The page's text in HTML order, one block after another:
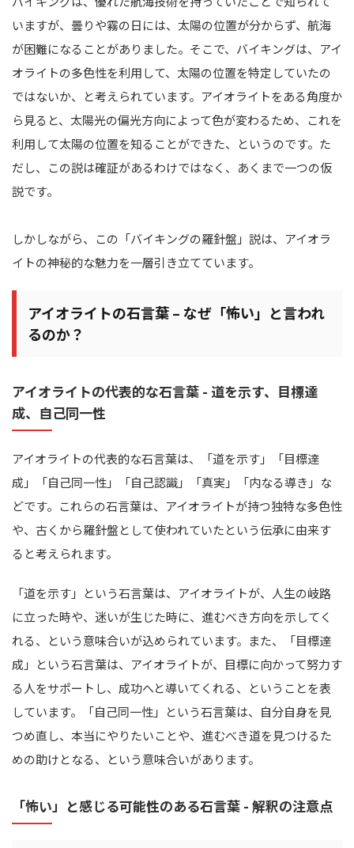
いますが、曇りや霧の日には、太陽の位置が分からず、航海
が困難になることがありました。そこで、バイキングは、アイ
オライトの多色性を利用して、太陽の位置を特定していたの
ではないか、と考えられています。アイオライトをある角度か
ら見ると、太陽光の偏光方向によって色が変わるため、これを
利用して太陽の位置を知ることができた、というのです。た
だし、この説は確証があるわけではなく、あくまで一つの仮
説です。
しかしながら、この「バイキングの羅針盤」説は、アイオラ
イトの神秘的な魅力を一層引き立てています。
アイオライトの石言葉 – なぜ「怖い」と言われ
るのか？
アイオライトの代表的な石言葉 - 道を示す、目標達
成、自己同一性
アイオライトの代表的な石言葉は、「道を示す」「目標達
成」「自己同一性」「自己認識」「真実」「内なる導き」な
どです。これらの石言葉は、アイオライトが持つ独特な多色性
や、古くから羅針盤として使われていたという伝承に由来す
ると考えられます。
「道を示す」という石言葉は、アイオライトが、人生の岐路
に立った時や、迷いが生じた時に、進むべき方向を示してく
れる、という意味合いが込められています。また、「目標達
成」という石言葉は、アイオライトが、目標に向かって努力す
る人をサポートし、成功へと導いてくれる、ということを表
しています。「自己同一性」という石言葉は、自分自身を見
つめ直し、本当にやりたいことや、進むべき道を見つけるた
めの助けとなる、という意味合いがあります。
「怖い」と感じる可能性のある石言葉 - 解釈の注意点